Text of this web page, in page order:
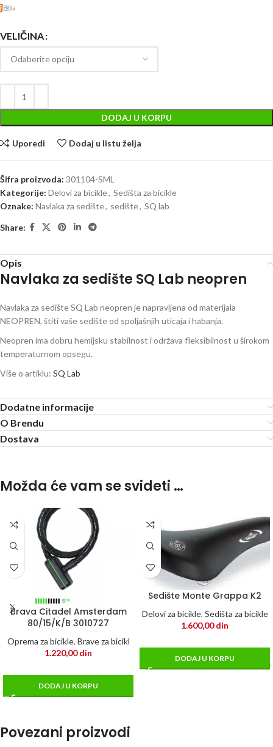
VELIČINA
DODAJ U KORPU
Uporedi Dodaj u listu želja
Šifra proizvoda: 301104-SML
Kategorije: Delovi za bicikle, Sedišta za bicikle
Oznake: Navlaka za sedište, sedište, SQ lab
Share:
Opis
Navlaka za sedište SQ Lab neopren
Navlaka za sedište SQ Lab neopren je napravljena od materijala
NEOPREN, štiti vaše sedište od spoljašnjih uticaja i habanja.
Neopren ima dobru hemijsku stabilnost i održava fleksibilnost u širokom
temperaturnom opsegu.
Više o artiklu: SQ Lab
Dodatne informacije
O Brendu
Dostava
Možda će vam se svideti …
Brava Citadel Amsterdam
80/15/K/B 3010727
Oprema za bicikle, Brave za bicikl
1.220,00din
DODAJ U KORPU
Sedište Monte Grappa K2
Delovi za bicikle, Sedišta za bicikle
1.600,00din
DODAJ U KORPU
Povezani proizvodi